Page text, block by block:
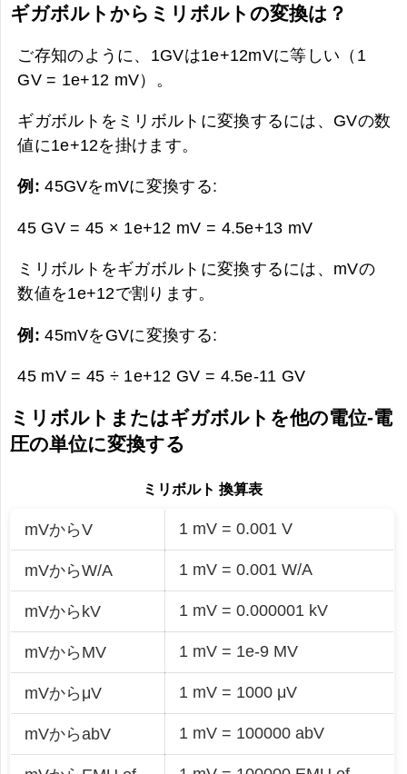
ギガボルトからミリボルトの変換は？
ご存知のように、1GVは1e+12mVに等しい（1
GV = 1e+12 mV）。
ギガボルトをミリボルトに変換するには、GVの数
値に1e+12を掛けます。
例:45GVをmVに変換する:
45 GV = 45 × 1e+12 mV = 4.5e+13 mV
ミリボルトをギガボルトに変換するには、mVの
数値を1e+12で割ります。
例:45mVをGVに変換する:
45 mV = 45 ÷ 1e+12 GV = 4.5e-11 GV
ミリボルトまたはギガボルトを他の電位-電
圧の単位に変換する
ミリボルト 換算表
mVからV 1 mV = 0.001 V
mVからW/A 1 mV = 0.001 W/A
mVからkV 1 mV = 0.000001 kV
mVからMV 1 mV = 1e-9 MV
mVからμV 1 mV = 1000 μV
mVからabV 1 mV = 100000 abV